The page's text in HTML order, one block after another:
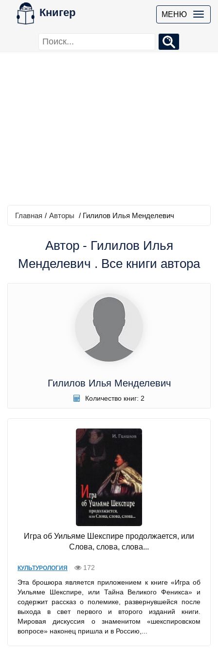
Книгер МЕНЮ
Главная / Авторы / Гилилов Илья Менделевич
Автор - Гилилов Илья
Менделевич . Все книги автора
Гилилов Илья Менделевич
Количество книг: 2
Игра об Уильяме Шекспире продолжается, или
Слова, слова, слова...
КУЛЬТУРОЛОГИЯ
172
Эта брошюра является приложением к книге «Игра об
Уильяме Шекспире, или Тайна Великого Феникса» и
содержит рассказ о полемике, развернувшейся после
выхода в свет первого и второго изданий книги.
Мировая дискуссия о знаменитом «шекспировском
вопросе» наконец пришла и в Россию,...